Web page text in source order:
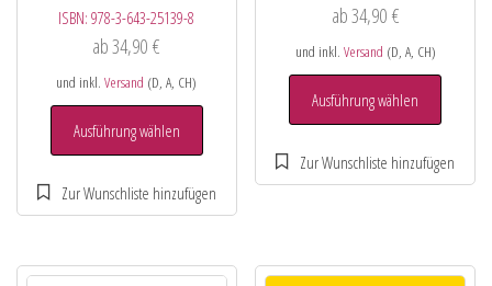
ISBN:978-3-643-25139-8
ab34,90€
und inkl.Versand (D, A, CH)
Ausführung wählen
ab34,90 €
und inkl. Versand (D, A, CH)
Ausführung wählen